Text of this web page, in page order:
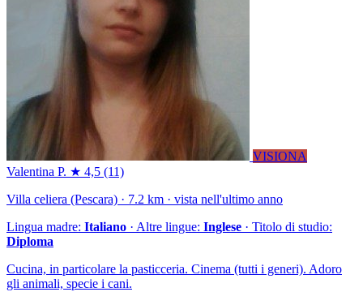
VISIONA
Valentina P. ★ 4,5 (11)
Villa celiera (Pescara) · 7.2 km · vista nell'ultimo anno
Lingua madre: Italiano · Altre lingue: Inglese · Titolo di studio:
Diploma
Cucina, in particolare la pasticceria. Cinema (tutti i generi). Adoro
gli animali, specie i cani.